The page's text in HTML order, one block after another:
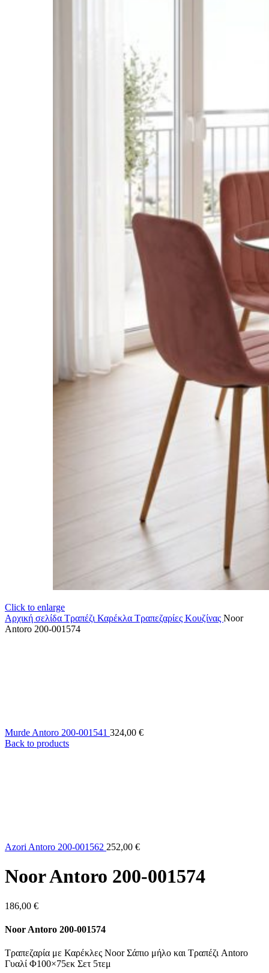
Click to enlarge
Αρχική σελίδα Τραπέζι Καρέκλα Τραπεζαρίες Κουζίνας Noor
Antoro 200-001574
Murde Antoro 200-001541 324,00 €
Back to products
Azori Antoro 200-001562 252,00 €
Noor Antoro 200-001574
186,00 €
Noor Antoro 200-001574
Τραπεζαρία με Καρέκλες Noor Σάπιο μήλο και Τραπέζι Antoro
Γυαλί Φ100×75εκ Σετ 5τεμ